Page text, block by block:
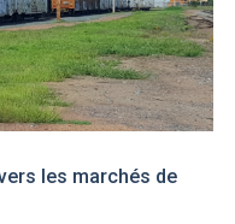
les marchés de